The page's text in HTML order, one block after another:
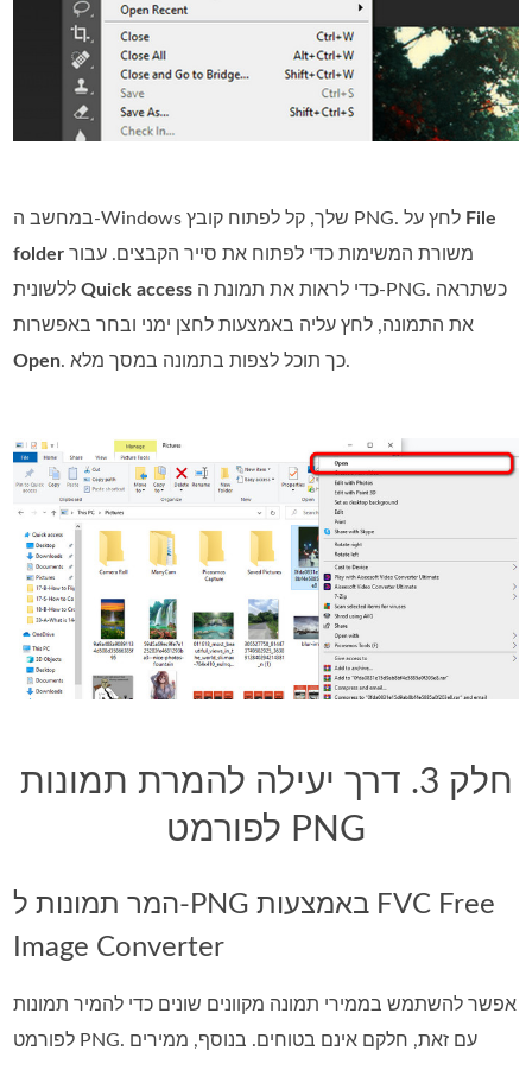
File
folder משורת המשימות כדי לפתוח את סייר הקבצים. עבור
ללשוניתQuick access
את התמונה, לחץ עליה באמצעות לחצן ימני ובחר באפשרות
Open
. כך תוכל לצפות בתמונה במסך מלא.
חלק 3. דרך יעילה להמרת תמונות
לפורמט PNG
המר תמונות ל-PNG באמצעות FVC Free
Image Converter
אפשר להשתמש בממירי תמונה מקוונים שונים כדי להמיר תמונות
לפורמט PNG. עם זאת, חלקם אינם בטוחים. בנוסף, ממירים